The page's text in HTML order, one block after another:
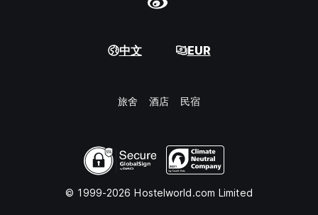
中文 EUR
旅舍 酒店 民宿
© 1999-2026 Hostelworld.com Limited